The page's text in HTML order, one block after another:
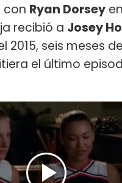
con Ryan Dorsey
recibió a Josey
2015, seis meses
el último